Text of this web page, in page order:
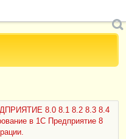
8.0 8.1 8.2 8.3 8.4
в 1С Предприятие 8